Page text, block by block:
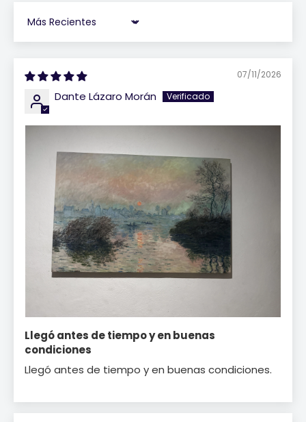
Sort by
07/11/2026
Dante Lázaro Morán
Llegó antes de tiempo y en buenas
condiciones
Llegó antes de tiempo y en buenas condiciones.